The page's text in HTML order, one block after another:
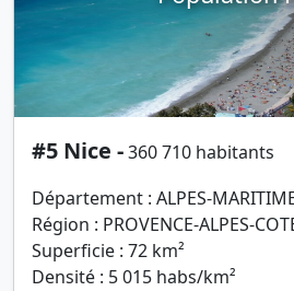
#5 Nice -360 710 habitants
Département : ALPES-
Région : PROVENCE-ALPES-
Superficie : 72 km²
Densité : 5 015 habs/km²